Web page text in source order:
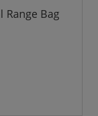
Range Bag